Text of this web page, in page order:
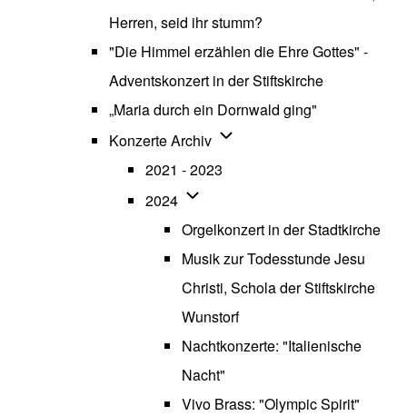
Herren, seid ihr stumm?
"Die Himmel erzählen die Ehre Gottes" -
Adventskonzert in der Stiftskirche
„Maria durch ein Dornwald ging"
Konzerte Archiv Unternavigation von
2021 - 2023
2024 Unternavigation von 2024
Orgelkonzert in der Stadtkirche
Musik zur Todesstunde Jesu
Christi, Schola der Stiftskirche
Wunstorf
Nachtkonzerte: "Italienische
Nacht"
Vivo Brass: "Olympic Spirit"